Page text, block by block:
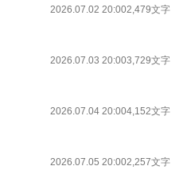
2026.07.02 20:002,479文字
2026.07.03 20:003,729文字
2026.07.04 20:004,152文字
2026.07.05 20:002,257文字